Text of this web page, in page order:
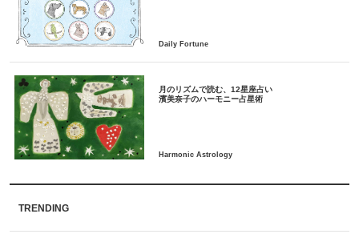
月のリズムで読む、12星座占い
TRENDING